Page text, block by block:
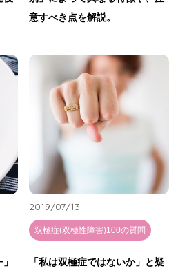
意すべき点を解説。
2019/07/13
双極症(双極性障害)100の質問
「私は双極症ではないか」と疑